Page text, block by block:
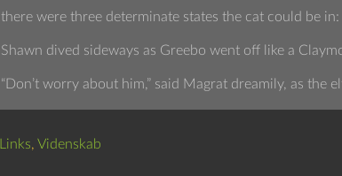
there were three determinate states the cat could be
Shawn dived sideways as Greebo went off like a
“Don’t worry about him,” said Magrat dreamily, as the
Links, Videnskab